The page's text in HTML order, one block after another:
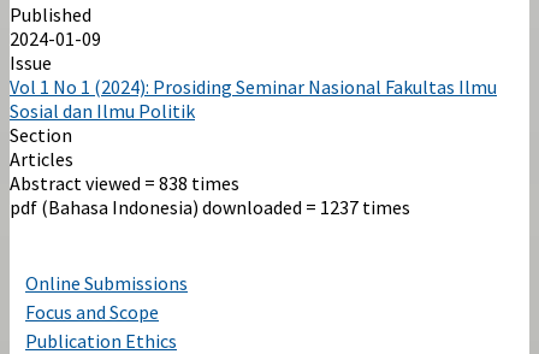
Published
2024-01-09
Issue
Vol 1 No 1 (2024): Prosiding Seminar Nasional Fakultas Ilmu
Sosial dan Ilmu Politik
Section
Articles
Abstract viewed = 838 times
pdf (Bahasa Indonesia) downloaded = 1237 times
Online Submissions
Focus and Scope
Publication Ethics